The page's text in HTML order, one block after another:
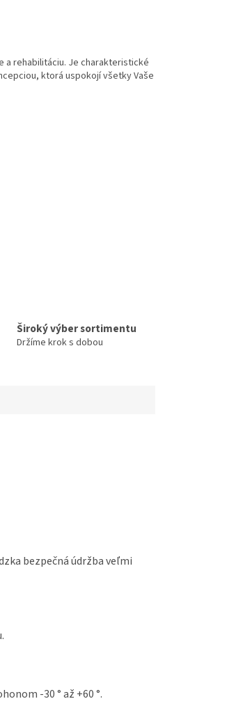
a rehabilitáciu. Je charakteristické
ktorá uspokojí všetky Vaše
Široký výber sortimentu
Držíme krok s dobou
bezpečnáúdržba veľmi
-30 ° až +60 °.